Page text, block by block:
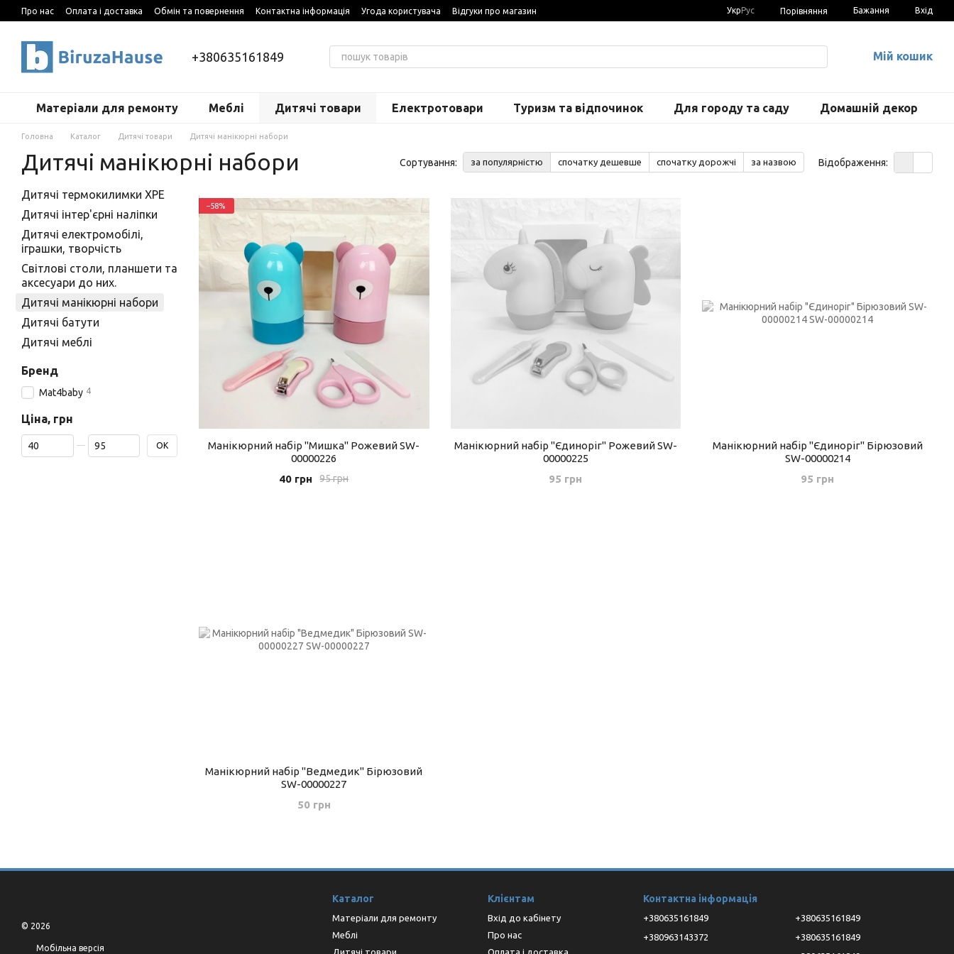
Перейти до основного контенту
Про нас Оплата і доставка Обмін та повернення Контактна інформація Угода користувача Відгуки про магазин УкрРус Порівняння Бажання Вхід
+380635161849 Мій кошик
Матеріали для ремонту Меблі Дитячі товари Електротовари Туризм та відпочинок Для городу та саду Домашній декор
Головна Каталог Дитячі товари Дитячі манікюрні набори
Дитячі манікюрні набори Сортування: за популярністю спочатку дешевше спочатку дорожчі за назвою Відображення:
−58%
Манікюрний набір "Мишка" Рожевий SW-
00000226
95 грн
40 грн
Манікюрний набір "Єдиноріг" Рожевий SW-
00000225
95 грн
Манікюрний набір "Єдиноріг" Бірюзовий
SW-00000214
95 грн
Манікюрний набір "Ведмедик" Бірюзовий
SW-00000227
50 грн
Дитячі термокилимки XPE
Дитячі інтер'єрні наліпки
Дитячі електромобілі,
іграшки, творчість
Світлові столи, планшети та
аксесуари до них.
Дитячі манікюрні набори
Дитячі батути
Дитячі меблі
Бренд
Mat4baby 4
Ціна, грн
Від Ціна, грн
До Ціна, грн ОК
© 2026
Мобільна версія
Каталог
Матеріали для ремонту
Меблі
Клієнтам
Вхід до кабінету
Про нас
Контактна інформація
+380635161849
+380963143372
+380635161849
+380635161849